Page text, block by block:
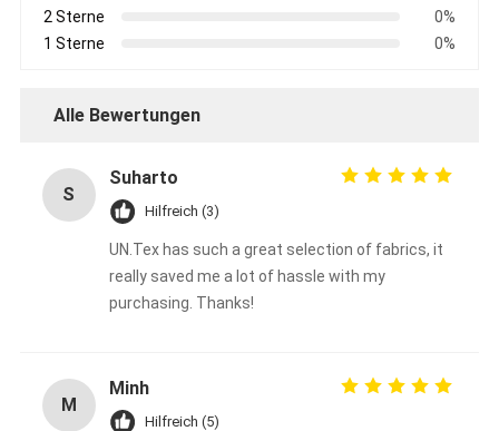
2 Sterne
0%
1 Sterne
0%
Alle Bewertungen
S
Suharto
Hilfreich (3)
UN.Tex has such a great selection of fabrics, it
really saved me a lot of hassle with my
purchasing. Thanks!
M
Minh
Hilfreich (5)